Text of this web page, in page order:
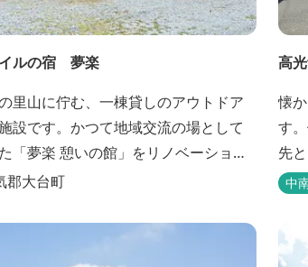
ルの宿 夢楽
里山に佇む、一棟貸しのアウトドア
設です。かつて地域交流の場として
「夢楽 憩いの館」をリノベーション
、ペットとの滞在を楽しめる“キャ
ン 15：00（早めのチェックインご
郡大台町
高
懐
す
先
理中